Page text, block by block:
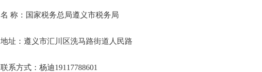
名 称：国家税务总局遵义市税务局
地址：遵义市汇川区洗马路街道人民路
联系方式：杨迪19117788601